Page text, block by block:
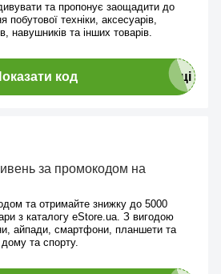
та пропонує заощадити до
побутової техніки, аксесуарів,
навушників та інших товарів.
код
за промокодом на
та отримайте знижку до 5000
з каталогу eStore.ua. З вигодою
айпади, смартфони, планшети та
та спорту.